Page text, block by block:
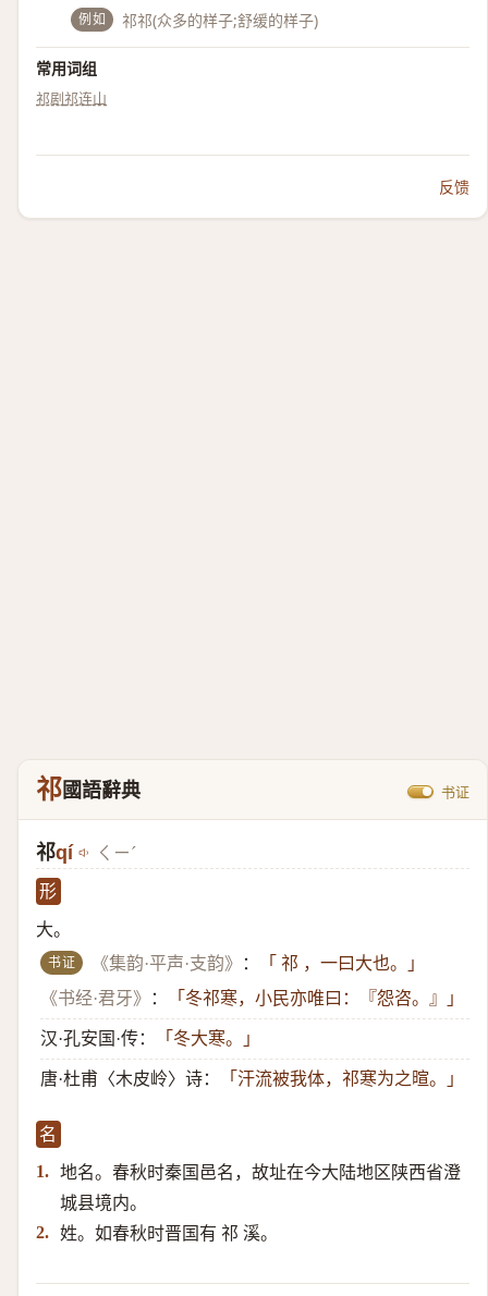
例如 祁祁(众多的样子;舒缓的样子)
常用词组
祁剧祁连山
反馈
祁國語辭典 书证
祁qí ㄑㄧˊ
形
大。
书证 《集韵·平声·支韵》 ：
「 祁 ，一曰大也。」
《书经·君牙》
： 「冬祁寒，小民亦唯曰：『怨咨。』」
汉·孔安国·传： 「冬大寒。」
唐·杜甫〈木皮岭〉诗： 「汗流被我体，祁寒为之暄。」
名
1. 地名。春秋时秦国邑名，故址在今大陆地区陕西省澄
城县境内。
2. 姓。如春秋时晋国有 祁 溪。